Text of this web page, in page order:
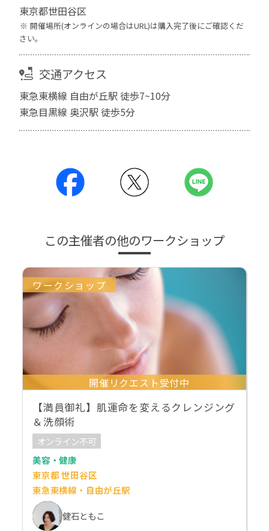
東京都世田谷区
開催場所(オンラインの場合はURL)は購入完了後にご確認くだ
さい。
交通アクセス
東急東横線 自由が丘駅 徒歩7~10分
東急目黒線 奥沢駅 徒歩5分
この主催者の他のワークショップ
ワークショップ
開催リクエスト受付中
【満員御礼】肌運命を変えるクレンジング
＆洗顔術
オンライン不可
美容・健康
東京都 世田谷区
東急東横線・自由が丘駅
健石ともこ